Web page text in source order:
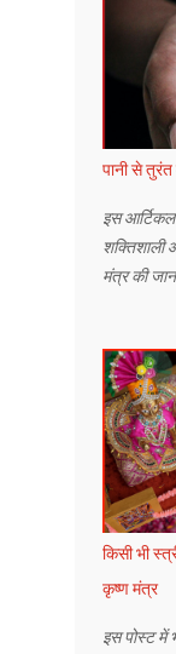
पानी से
इस
शक्तिशाली
मंत्र की
किसी भी
कृष्ण मंत्र
इस पोस्ट में